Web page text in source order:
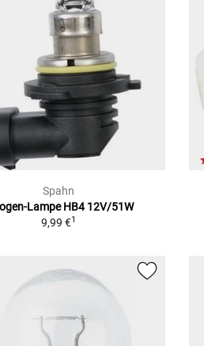
Spahn
Lampe HB4 12V/51W
9,99 €1